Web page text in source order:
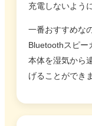
充電しないよう
一番おすすめな
Bluetoothスピー
本体を湿気から
げることができ